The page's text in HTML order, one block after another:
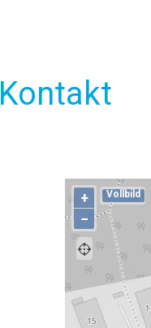
Kontakt
+
−
Vollbild